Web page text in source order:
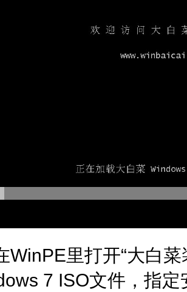
WinPE里打开“大白
7 ISO文件，指